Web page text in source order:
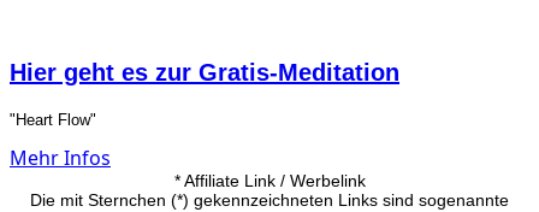
Hier geht es zur Gratis-Meditation
"Heart Flow"
Mehr Infos
* Affiliate Link / Werbelink
Die mit Sternchen (*) gekennzeichneten Links sind sogenannte